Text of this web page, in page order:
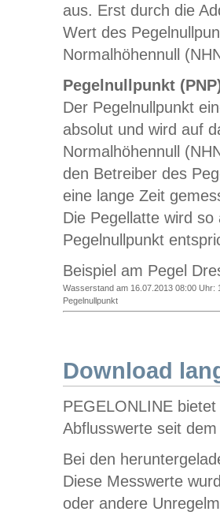
aus. Erst durch die
Wert des
Normalhöhennull
Pegelnullpunkt
Der Pegelnullpunkt
absolut und wird auf
Normalhöhennull
den Betreiber des
eine lange Zeit
Die Pegellatte wird
Pegelnullpunkt
Beispiel am Pegel
Wasserstand am 16.07.2013 08:00 Uhr:
Pegelnullpunkt
Download
PEGELONLINE
Abflusswerte seit
Bei den
Diese Messwerte
oder andere